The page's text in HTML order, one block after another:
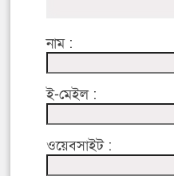
নাম :
ই-মেইল :
ওয়েবসাইট :